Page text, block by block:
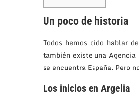
Un poco de historia
Todos hemos oído hablar
también existe una Agencia
se encuentra España. Pero
Los inicios en Argelia